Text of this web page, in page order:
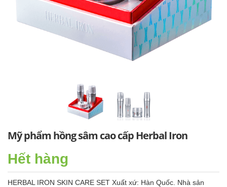
Mỹ phẩm hồng sâm cao cấp Herbal Iron
Hết hàng
HERBAL IRON SKIN CARE SET Xuất xứ: Hàn Quốc. Nhà sản